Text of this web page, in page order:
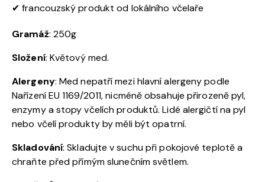
✔ francouzský produkt od lokálního včelaře
Gramáž: 250g
Složení: Květový med.
Alergeny: Med nepatří mezi hlavní alergeny podle
Nařízení EU 1169/2011, nicméně obsahuje přirozeně pyl,
enzymy a stopy včelích produktů. Lidé alergičtí na pyl
nebo včelí produkty by měli být opatrní.
Skladování: Skladujte v suchu při pokojové teplotě a
chraňte před přímým slunečním světlem.